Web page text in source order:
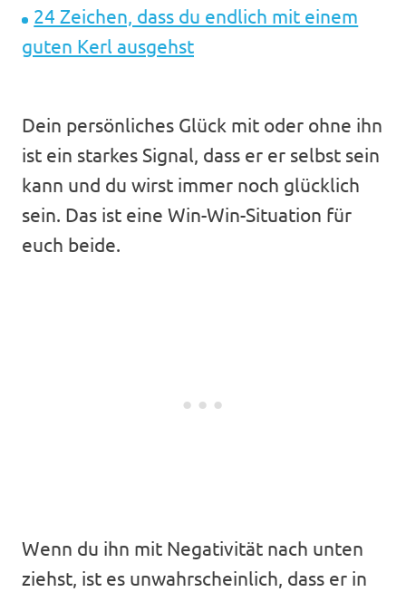
24 Zeichen, dass du endlich mit einem
guten Kerl ausgehst
Dein persönliches Glück mit oder ohne ihn
ist ein starkes Signal, dass er er selbst sein
kann und du wirst immer noch glücklich
sein. Das ist eine Win-Win-Situation für
euch beide.
Wenn du ihn mit Negativität nach unten
ziehst, ist es unwahrscheinlich, dass er in